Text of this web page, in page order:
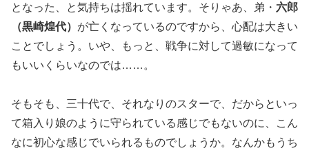
となった、と気持ちは揺れています。そりゃあ、弟・ 六郎
（黒崎煌代） が亡くなっているのですから、心配は大きい
ことでしょう。いや、もっと、戦争に対して過敏になって
もいいくらいなのでは……。
そもそも、三十代で、それなりのスターで、だからといっ
て箱入り娘のように守られている感じでもないのに、こん
なに初心な感じでいられるものでしょうか。なんかもうち